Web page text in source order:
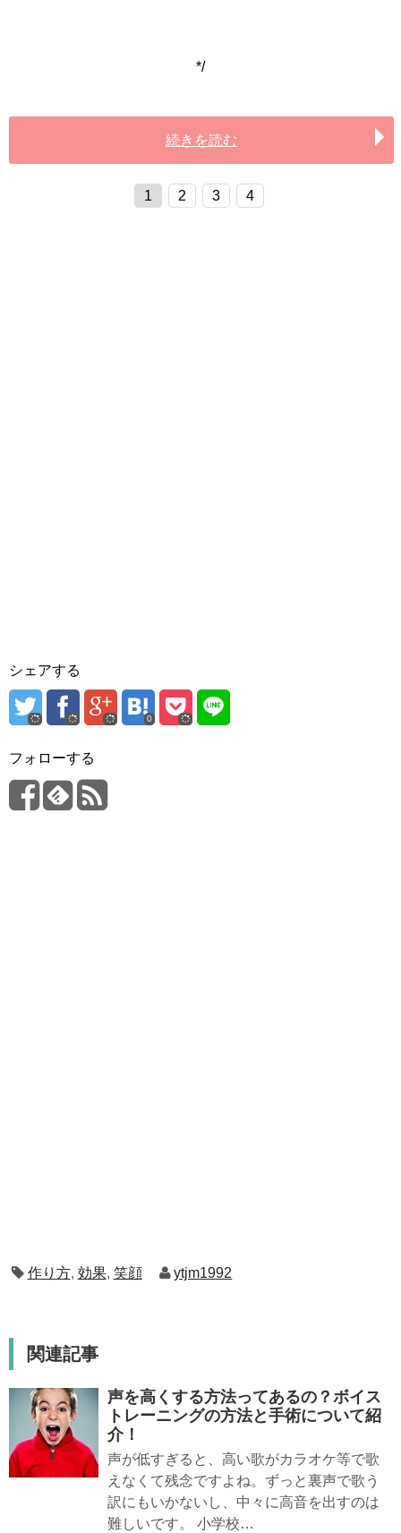
*/
続きを読む
1 2 3 4
シェアする
0
フォローする
作り方, 効果, 笑顔 ytjm1992
関連記事
声を高くする方法ってあるの？ボイス
トレーニングの方法と手術について紹
介！
声が低すぎると、高い歌がカラオケ等で歌
えなくて残念ですよね。ずっと裏声で歌う
訳にもいかないし、中々に高音を出すのは
難しいです。 小学校…